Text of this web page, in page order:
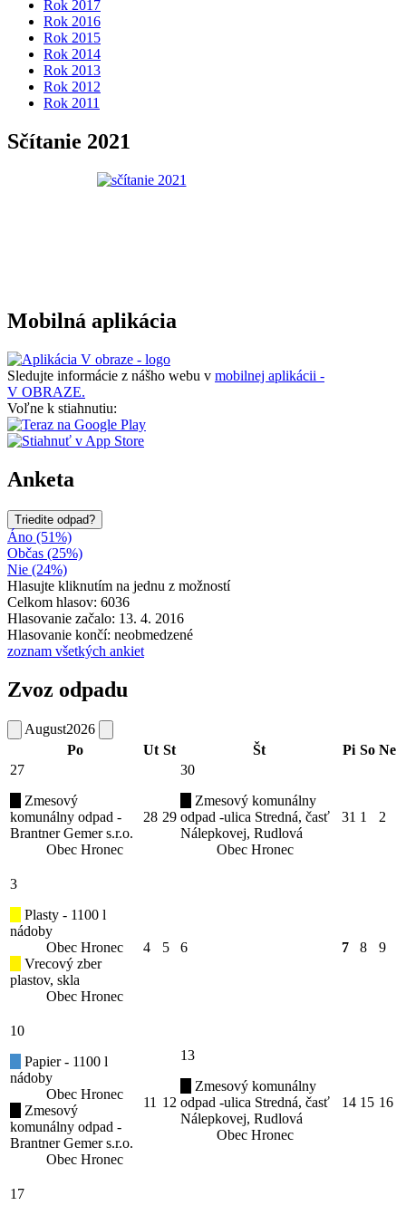
Rok 2017
Rok 2016
Rok 2015
Rok 2014
Rok 2013
Rok 2012
Rok 2011
Sčítanie 2021
Mobilná aplikácia
Sledujte informácie z nášho webu v mobilnej aplikácii -
V OBRAZE.
Voľne k stiahnutiu:
Anketa
Triedite odpad?
Áno (51%)
Občas (25%)
Nie (24%)
Hlasujte kliknutím na jednu z možností
Celkom hlasov: 6036
Hlasovanie začalo: 13. 4. 2016
Hlasovanie končí: neobmedzené
zoznam všetkých ankiet
Zvoz odpadu
August2026
Po
Ut St Št Pi So Ne
27
Zmesový
komunálny odpad -
Brantner Gemer s.r.o.
Obec Hronec
28 29
30
Zmesový komunálny
odpad -ulica Stredná, časť
Nálepkovej, Rudlová
Obec Hronec
31 1 2
3
Plasty - 1100 l
nádoby
Obec Hronec
Vrecový zber
plastov, skla
Obec Hronec
4 5 6 7 8 9
10
Papier - 1100 l
nádoby
Obec Hronec
Zmesový
komunálny odpad -
Brantner Gemer s.r.o.
Obec Hronec
11 12
13
Zmesový komunálny
odpad -ulica Stredná, časť
Nálepkovej, Rudlová
Obec Hronec
14 15 16
17